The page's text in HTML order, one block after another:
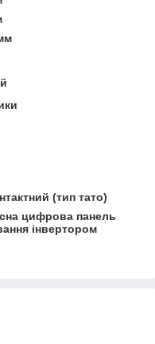
(тип тато)
цифрова панель
інвертором